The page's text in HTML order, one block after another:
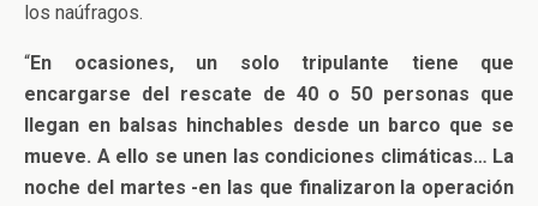
los naúfragos.
“En ocasiones, un solo tripulante tiene que
encargarse del rescate de 40 o 50 personas que
llegan en balsas hinchables desde un barco que se
mueve. A ello se unen las condiciones climáticas… La
noche del martes -en las que finalizaron la operación